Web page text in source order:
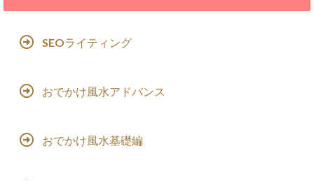
SEOライティング
おでかけ風水アドバンス
おでかけ風水基礎編